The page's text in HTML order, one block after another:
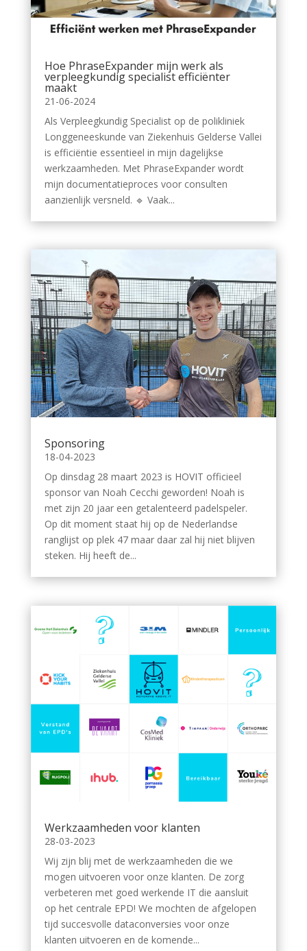
Hoe PhraseExpander mijn werk als
verpleegkundig specialist efficiënter
maakt
21-06-2024
Als Verpleegkundig Specialist op de polikliniek
Longgeneeskunde van Ziekenhuis Gelderse Vallei
is efficiëntie essentieel in mijn dagelijkse
werkzaamheden. Met PhraseExpander wordt
mijn documentatieproces voor consulten
aanzienlijk versneld. 🔹 Vaak...
Sponsoring
18-04-2023
Op dinsdag 28 maart 2023 is HOVIT officieel
sponsor van Noah Cecchi geworden! Noah is
met zijn 20 jaar een getalenteerd padelspeler.
Op dit moment staat hij op de Nederlandse
ranglijst op plek 47 maar daar zal hij niet blijven
steken. Hij heeft de...
Werkzaamheden voor klanten
28-03-2023
Wij zijn blij met de werkzaamheden die we
mogen uitvoeren voor onze klanten. De zorg
verbeteren met goed werkende IT die aansluit
op het centrale EPD! We mochten de afgelopen
tijd succesvolle dataconversies voor onze
klanten uitvoeren en de komende...